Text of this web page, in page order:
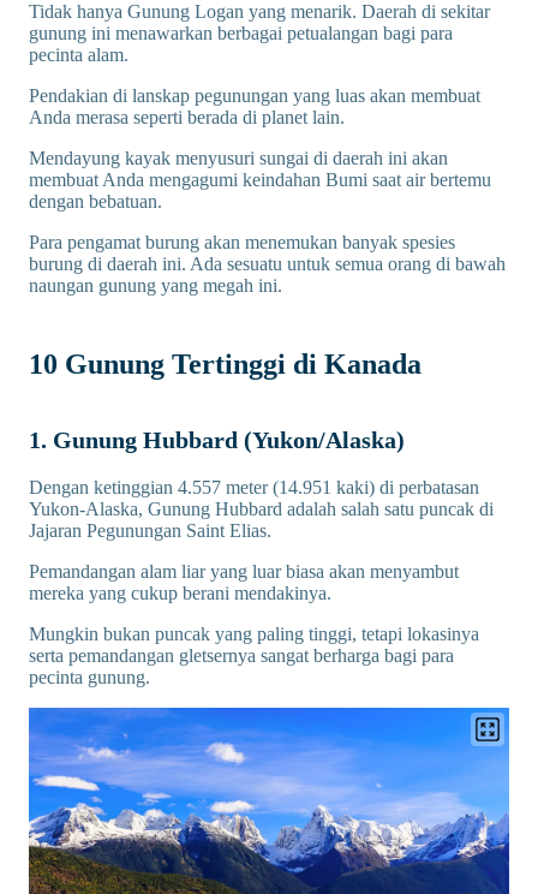
Tidak hanya Gunung Logan yang menarik. Daerah di sekitar
gunung ini menawarkan berbagai petualangan bagi para
pecinta alam.
Pendakian di lanskap pegunungan yang luas akan membuat
Anda merasa seperti berada di planet lain.
Mendayung kayak menyusuri sungai di daerah ini akan
membuat Anda mengagumi keindahan Bumi saat air bertemu
dengan bebatuan.
Para pengamat burung akan menemukan banyak spesies
burung di daerah ini. Ada sesuatu untuk semua orang di bawah
naungan gunung yang megah ini.
10 Gunung Tertinggi di Kanada
1. Gunung Hubbard (Yukon/Alaska)
Dengan ketinggian 4.557 meter (14.951 kaki) di perbatasan
Yukon-Alaska, Gunung Hubbard adalah salah satu puncak di
Jajaran Pegunungan Saint Elias.
Pemandangan alam liar yang luar biasa akan menyambut
mereka yang cukup berani mendakinya.
Mungkin bukan puncak yang paling tinggi, tetapi lokasinya
serta pemandangan gletsernya sangat berharga bagi para
pecinta gunung.